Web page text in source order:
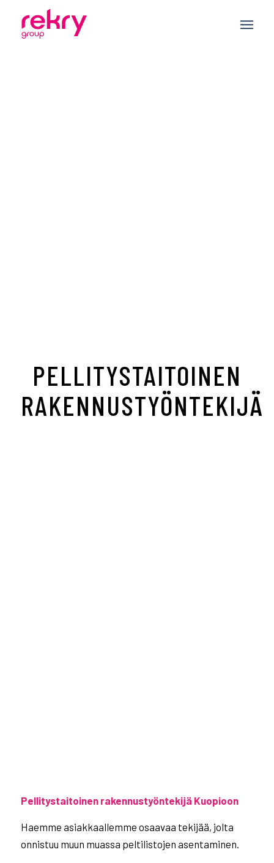
PELLITYSTAITOINEN
RAKENNUSTYÖNTEKIJÄ
Pellitystaitoinen rakennustyöntekijä Kuopioon
Haemme asiakkaallemme osaavaa tekijää, jolta
onnistuu muun muassa peltilistojen asentaminen.